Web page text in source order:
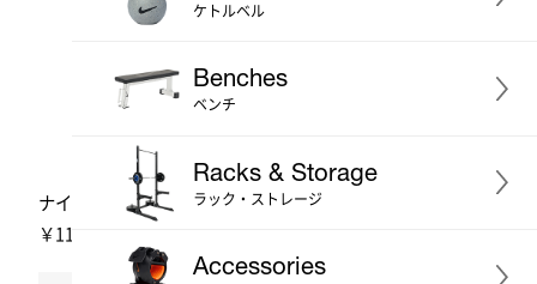
ケトルベル
Benches
ベンチ
Racks & Storage
ラック・ストレージ
Accessories
ナイキ スクワットスタンド
￥112,310
ナイキ スクワットラック